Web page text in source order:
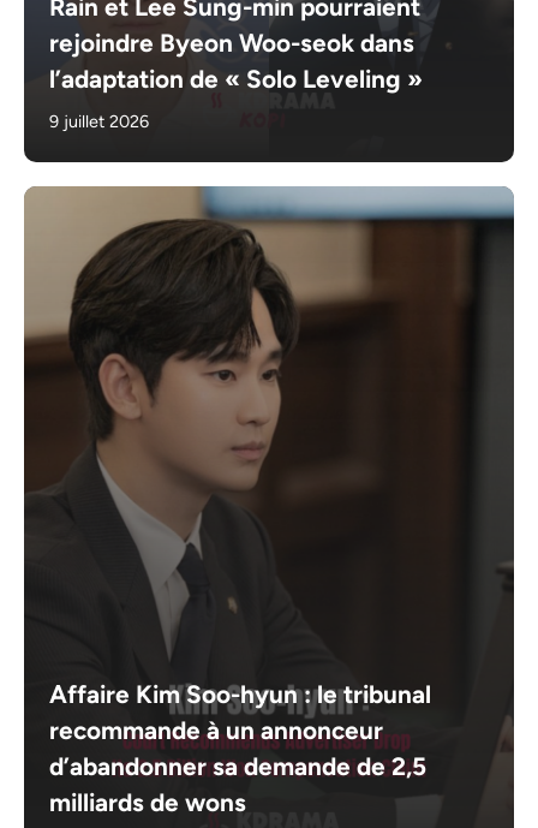
Rain et Lee Sung-min pourraient
rejoindre Byeon Woo-seok dans
l’adaptation de « Solo Leveling »
9 juillet 2026
Affaire Kim Soo-hyun : le tribunal
recommande à un annonceur
d’abandonner sa demande de 2,5
milliards de wons